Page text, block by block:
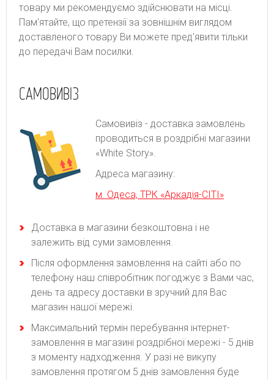
товару ми рекомендуємо здійснювати на місці.
Пам'ятайте, що претензії за зовнішнім виглядом
доставленого товару Ви можете пред'явити тільки
до передачі Вам посилки.
САМОВИВІЗ
Самовивіз - доставка замовлень
проводиться в роздрібні магазини
«White Story».
Адреса магазину:
м. Одеса, ТРК «Аркадія-СІТІ»
Доставка в магазини безкоштовна і не
залежить від суми замовлення.
Після оформлення замовлення на сайті або по
телефону наш співробітник погоджує з Вами час,
день та адресу доставки в зручний для Вас
магазин нашої мережі.
Максимальний термін перебування інтернет-
замовлення в магазині роздрібної мережі - 5 днів
з моменту надходження. У разі не викупу
замовлення протягом 5 днів замовлення буде